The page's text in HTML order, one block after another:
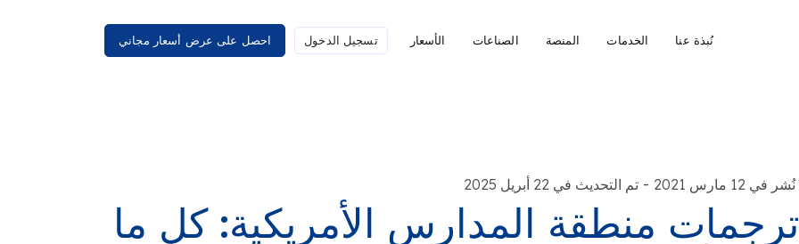
نُبذة عنا الخدمات المنصة الصناعات الأسعار تسجيل الدخول احصل على عرض أسعار مجاني
نُشر في 12 مارس 2021 - تم التحديث في 22 أبريل 2025
ترجمات منطقة المدارس الأمريكية: كل ما